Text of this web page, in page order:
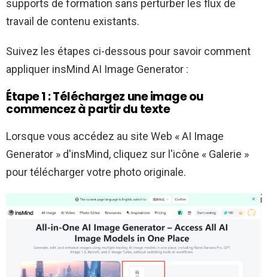
supports de formation sans perturber les flux de
travail de contenu existants.
Suivez les étapes ci-dessous pour savoir comment
appliquer insMind AI Image Generator :
Étape 1 : Téléchargez une image ou
commencez à partir du texte
Lorsque vous accédez au site Web « AI Image
Generator » d'insMind, cliquez sur l'icône « Galerie »
pour télécharger votre photo originale.